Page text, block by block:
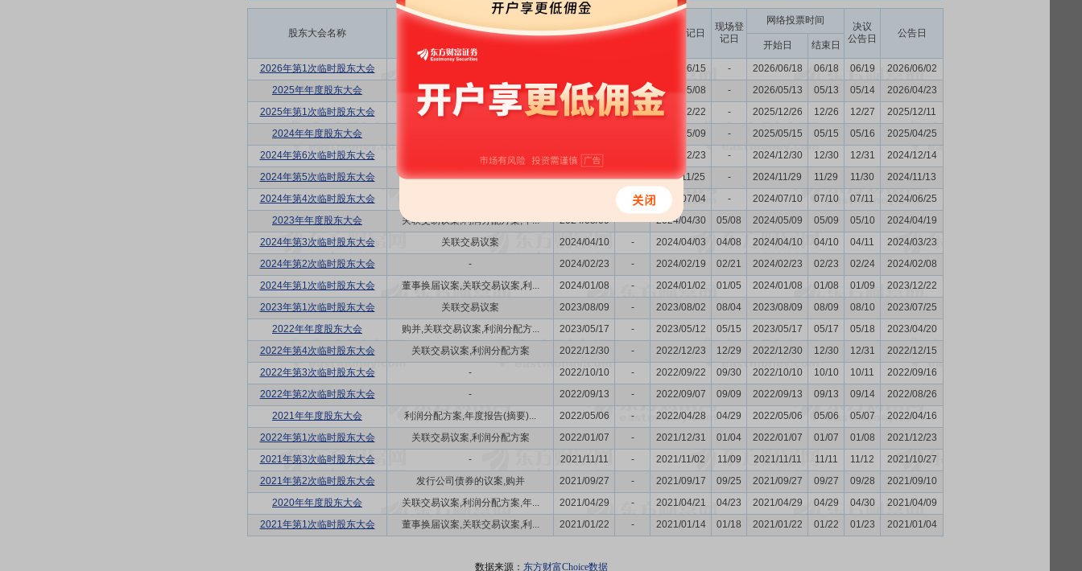
股东大会名称 议题涉及内容
股权登记日
现场登
记日
网络投票时间
决议
公告日
公告日
开始日 结束日
2026年第1次临时股东大会 2026/06/15 - 2026/06/18 06/18 06/19
2026/06/02
2025年年度股东大会
关联交易议案,年度报告(摘要)... 2026/05/13 - 2026/05/08 - 2026/05/13 05/13 05/14
2026/04/23
2025年第1次临时股东大会
关联交易议案,利润分配方案 2025/12/26 - 2025/12/22 - 2025/12/26 12/26 12/27
2025/12/11
2024年年度股东大会
2025/05/09 - 2025/05/15 05/15 05/16
2025/04/25
2024年第6次临时股东大会
关联交易议案,利润分配方案 2024/12/30 2024/12/23 - 2024/12/30 12/30 12/31
2024/12/14
2024年第5次临时股东大会
关联交易议案,增发新股的议案 2024/11/29 - 2024/11/25 - 2024/11/29 11/29 11/30
2024/11/13
2024年第4次临时股东大会
- 2024/07/04 - 2024/07/10 07/10 07/11
2024/06/25
2023年年度股东大会
关联交易议案,利润分配方案,年... 2024/05/09 - 2024/04/30 05/08 2024/05/09 05/09 05/10
2024/04/19
2024年第3次临时股东大会
关联交易议案 2024/04/10 - 2024/04/03 04/08 2024/04/10 04/10 04/11
2024/03/23
2024年第2次临时股东大会
- 2024/02/23 - 2024/02/19 02/21 2024/02/23 02/23 02/24
2024/02/08
2024年第1次临时股东大会
董事换届议案,关联交易议案,利... 2024/01/08 - 2024/01/02 01/05 2024/01/08 01/08 01/09
2023/12/22
2023年第1次临时股东大会
关联交易议案 2023/08/09 - 2023/08/02 08/04 2023/08/09 08/09 08/10
2023/07/25
2022年年度股东大会
购并,关联交易议案,利润分配方... 2023/05/17 - 2023/05/12 05/15 2023/05/17 05/17 05/18
2023/04/20
2022年第4次临时股东大会
关联交易议案,利润分配方案 2022/12/30 - 2022/12/23 12/29 2022/12/30 12/30 12/31
2022/12/15
2022年第3次临时股东大会
- 2022/10/10 - 2022/09/22 09/30 2022/10/10 10/10 10/11
2022/09/16
2022年第2次临时股东大会
- 2022/09/13 - 2022/09/07 09/09 2022/09/13 09/13 09/14
2022/08/26
2021年年度股东大会
利润分配方案,年度报告(摘要)... 2022/05/06 - 2022/04/28 04/29 2022/05/06 05/06 05/07
2022/04/16
2022年第1次临时股东大会
关联交易议案,利润分配方案 2022/01/07 - 2021/12/31 01/04 2022/01/07 01/07 01/08
2021/12/23
2021年第3次临时股东大会
- 2021/11/11 - 2021/11/02 11/09 2021/11/11 11/11 11/12
2021/10/27
2021年第2次临时股东大会
发行公司债券的议案,购并 2021/09/27 - 2021/09/17 09/25 2021/09/27 09/27 09/28
2021/09/10
2020年年度股东大会
关联交易议案,利润分配方案,年... 2021/04/29 - 2021/04/21 04/23 2021/04/29 04/29 04/30
2021/04/09
2021年第1次临时股东大会
董事换届议案,关联交易议案,利... 2021/01/22 - 2021/01/14 01/18 2021/01/22 01/22 01/23 2021/01/04
数据来源： 东方财富Choice数据